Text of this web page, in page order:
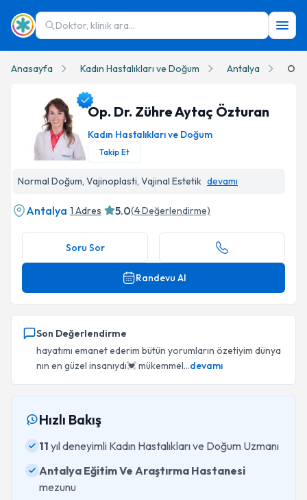
Doktor, klinik ara...
Anasayfa Kadın Hastalıkları ve Doğum Antalya Op.
Op. Dr. Zühre Aytaç Özturan
Kadın Hastalıkları ve Doğum
Takip Et
Normal Doğum, Vajinoplasti, Vajinal Estetik devamı
Antalya 1 Adres 5.0(4Değerlendirme)
Soru Sor
Randevu Al
Son Değerlendirme
hayatımı emanet ederim bütün yorumların özetiyim dünya
nın en güzel insanıydı💓 mükemmel...devamı
Hızlı Bakış
11 yıl deneyimli Kadın Hastalıkları ve Doğum Uzmanı
Antalya Eğitim Ve Araştırma Hastanesi
mezunu